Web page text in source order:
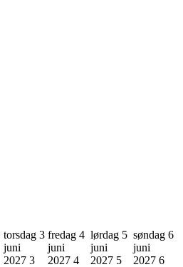
torsdag 3
juni
2027 3
fredag 4
juni
2027 4
lørdag 5
juni
2027 5
søndag 6
juni
2027 6